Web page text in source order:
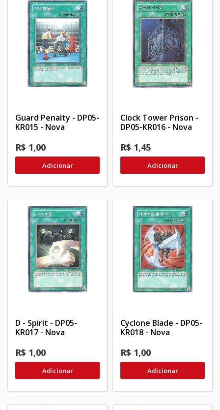
Guard Penalty - DP05-
KR015 - Nova
R$ 1,00
Adicionar
Clock Tower Prison -
DP05-KR016 - Nova
R$ 1,45
Adicionar
D - Spirit - DP05-
KR017 - Nova
R$ 1,00
Adicionar
Cyclone Blade - DP05-
KR018 - Nova
R$ 1,00
Adicionar